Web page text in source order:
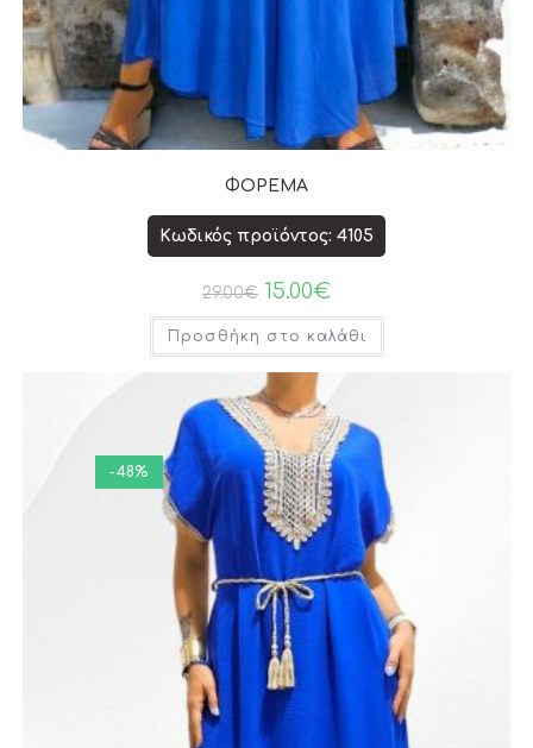
ΦΟΡΕΜΑ
Κωδικός προϊόντος: 4105
29.00€ 15.00€
Προσθήκη στο καλάθι
-48%